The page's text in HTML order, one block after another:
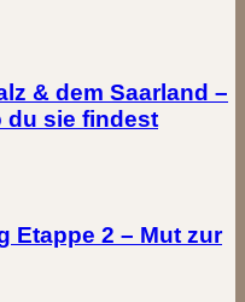
& dem Saarland –
du sie findest
Etappe 2 – Mut zur